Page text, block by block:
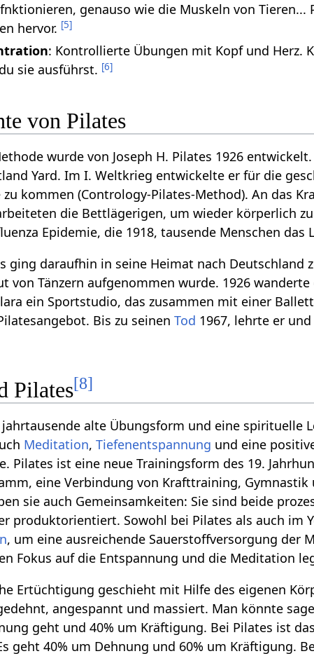
genauso wie die Muskeln von
hervor. [5]
: Kontrollierte Übungen mit Kopf und Herz.
sie ausführst. [6]
von Pilates
wurde von Joseph H. Pilates 1926
Yard. Im I. Weltkrieg entwickelte er für die
zu kommen (Contrology-Pilates-Method). An das
die Bettlägerigen, um wieder körperlich
Epidemie, die 1918, tausende Menschen das
ging daraufhin in seine Heimat nach
von Tänzern aufgenommen wurde. 1926
ein Sportstudio, das zusammen mit einer
Bis zu seinenTod 1967, lehrte er
Pilates[8]
alte Übungsform und eine spirituelle
Meditation,Tiefenentspannung und eine
Pilates ist eine neue Trainingsform des 19.
eine Verbindung von Krafttraining, Gymnastik
sie auch Gemeinsamkeiten: Sie sind beide
produktorientiert. Sowohl bei Pilates als auch im
, um eine ausreichende Sauerstoffversorgung der
Fokus auf die Entspannung und die Meditation
Ertüchtigung geschieht mit Hilfe des eigenen
angespannt und massiert. Man könnte
geht und 40% um Kräftigung. Bei Pilates ist
geht 40% um Dehnung und 60% um Kräftigung.